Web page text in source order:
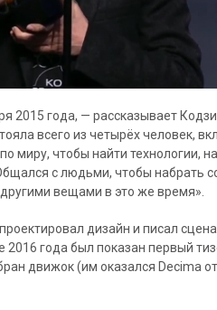
2015 года, — рассказывает
всего из четырёх человек,
миру, чтобы найти технологии,
с людьми, чтобы набрать
вещами в это же время».
дизайн и писал
года был показан первый
движок (им оказался Decima